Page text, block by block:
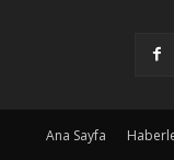
Ana Sayfa